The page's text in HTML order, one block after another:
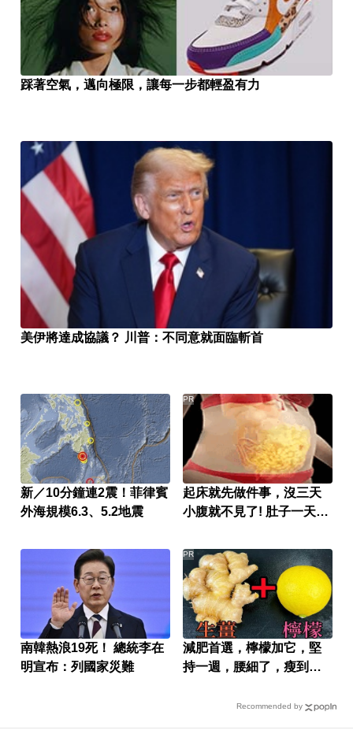
踩著空氣，邁向極限，讓每一步都輕盈有力
美伊將達成協議？ 川普：不同意就面臨斬首
新／10分鐘連2震！菲律賓
外海規模6.3、5.2地震
起床就先做件事，沒三天
小腹就不見了! 肚子一天天
PR
南韓熱浪19死！ 總統李在
明宣布：列國家災難
減肥首選，檸檬加它，堅
持一週，腰細了，瘦到你
PR
Recommended by